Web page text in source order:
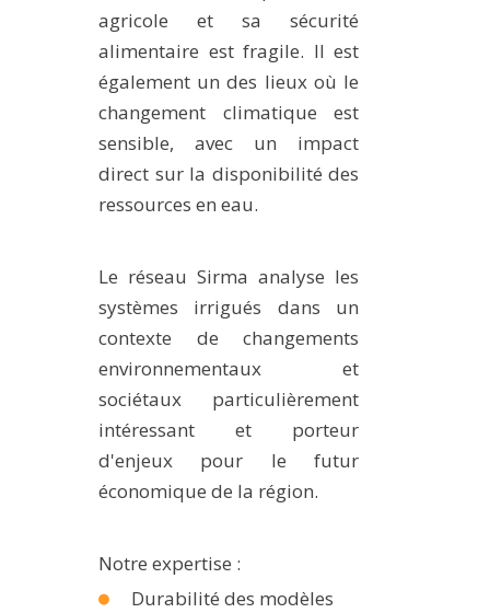
PUBLICATIONS SUR HAL
THESES
agricole et sa sécurité
alimentaire est fragile. Il est
également un des lieux où le
changement climatique est
sensible, avec un impact
direct sur la disponibilité des
ressources en eau.
Le réseau Sirma analyse les
systèmes irrigués dans un
contexte de changements
environnementaux et
sociétaux particulièrement
intéressant et porteur
d'enjeux pour le futur
économique de la région.
Notre expertise :
Durabilité des modèles